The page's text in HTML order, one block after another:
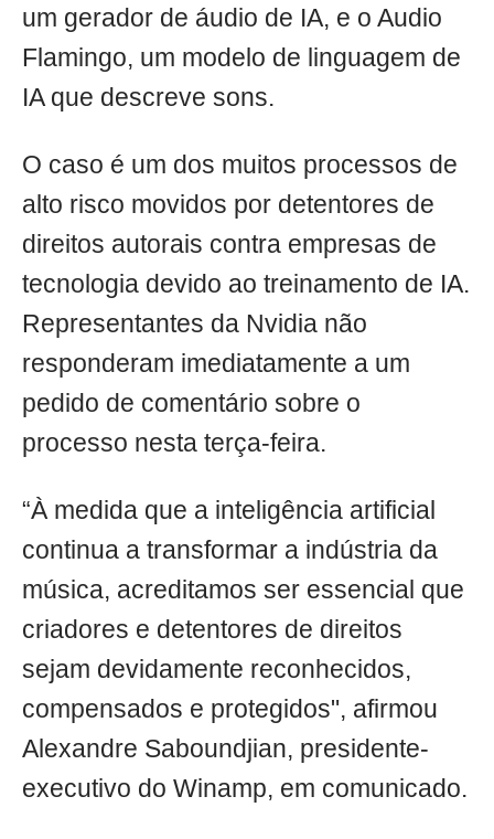
um gerador de áudio de IA, e o Audio
Flamingo, um modelo de linguagem de
IA que descreve sons.
O caso é um dos muitos processos de
alto risco movidos por detentores de
direitos autorais contra empresas de
tecnologia devido ao treinamento de IA.
Representantes da Nvidia não
responderam imediatamente a um
pedido de comentário sobre o
processo nesta terça-feira.
“À medida que a inteligência artificial
continua a transformar a indústria da
música, acreditamos ser essencial que
criadores e detentores de direitos
sejam devidamente reconhecidos,
compensados e protegidos", afirmou
Alexandre Saboundjian, presidente-
executivo do Winamp, em comunicado.